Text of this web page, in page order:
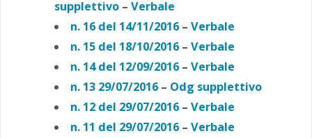
supplettivo– Verbale
n. 16 del 14/11/2016 –Verbale
n. 15 del 18/10/2016 –Verbale
n. 14 del 12/09/2016 –Verbale
n. 13 29/07/2016 – Odg supplettivo
n. 12 del 29/07/2016 –Verbale
n. 11 del 29/07/2016 –Verbale